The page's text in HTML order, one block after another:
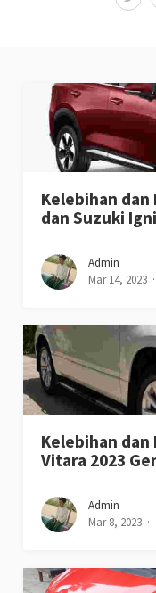
Kelebihan dan
dan Suzuki
Admin
Mar 14, 2023
Kelebihan dan
Vitara 2023
Admin
Mar 8, 2023